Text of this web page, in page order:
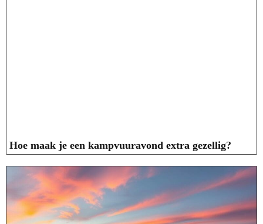
Hoe maak je een kampvuuravond extra gezellig?